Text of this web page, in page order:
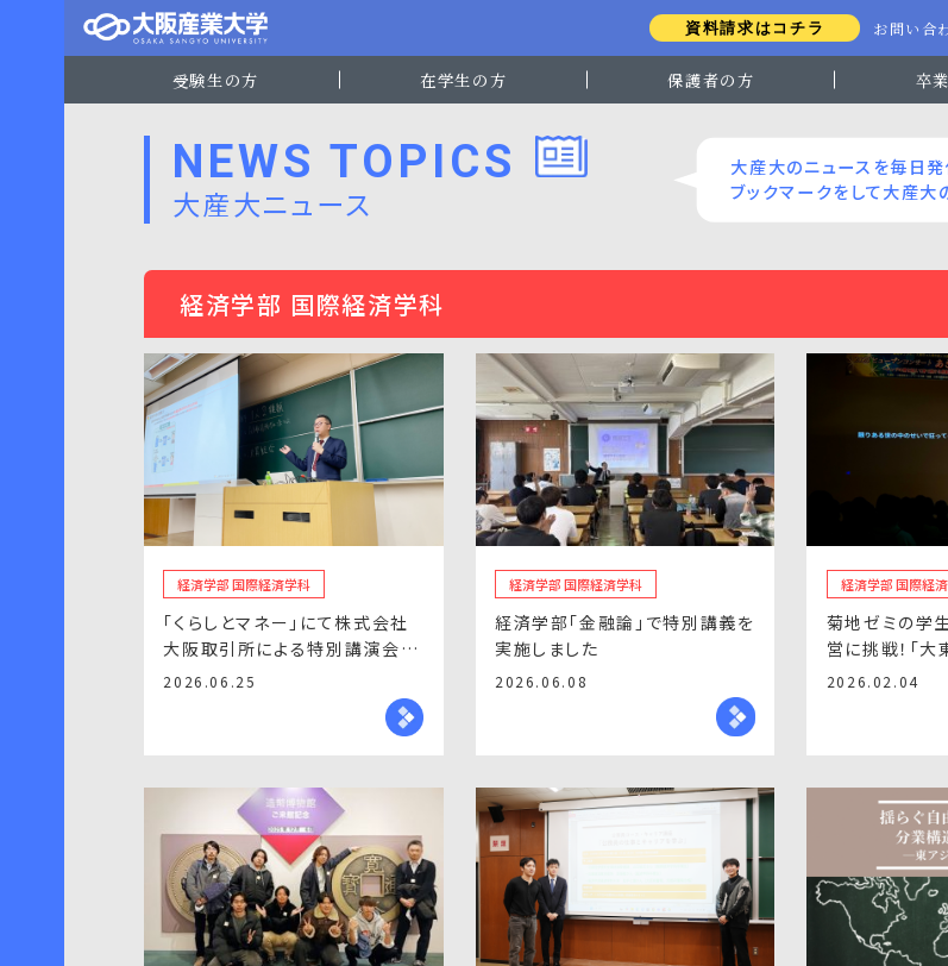
資料請求はコチラ お問い合
受験生の方 在学生の方 保護者の方 卒
NEWS TOPICS
大産大ニュース
大産大のニュースを毎日発
ブックマークをして大産大
経済学部 国際経済学科
経済学部 国際経済学科
「くらしとマネー」にて株式会社
大阪取引所による特別講演会を
実施しました。
2026.06.25
経済学部 国際経済学科
経済学部「金融論」で特別講義を
実施しました
2026.06.08
経済学部 国際経
菊地ゼミの学
営に挑戦！「
ンサート」が開
2026.02.04